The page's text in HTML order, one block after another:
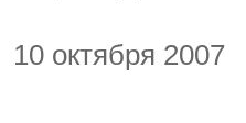
10 октября 2007